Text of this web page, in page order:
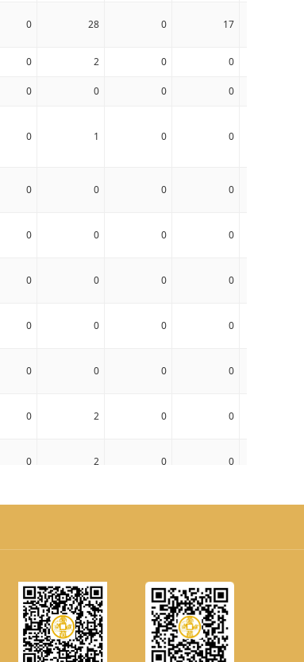
0 28 0 17
0 2 0 0
0 0 0 0
0 1 0 0
0 0 0 0
0 0 0 0
0 0 0 0
0 0 0 0
0 0 0 0
0 2 0 0
0 2 0 0
0 0 0
0 0 0